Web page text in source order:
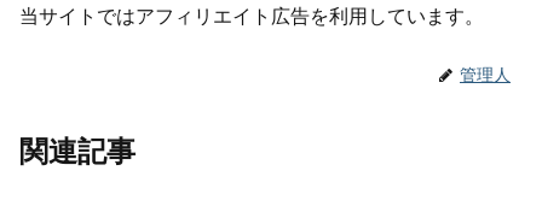
当サイトではアフィリエイト広告を利用しています。
管理人
関連記事